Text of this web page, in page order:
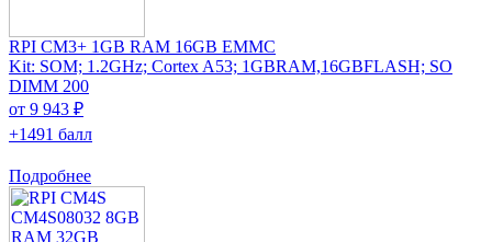
RPI CM3+ 1GB RAM 16GB EMMC
Kit: SOM; 1.2GHz; Cortex A53; 1GBRAM,16GBFLASH; SO
DIMM 200
от 9 943 ₽
+1491 балл
Подробнее